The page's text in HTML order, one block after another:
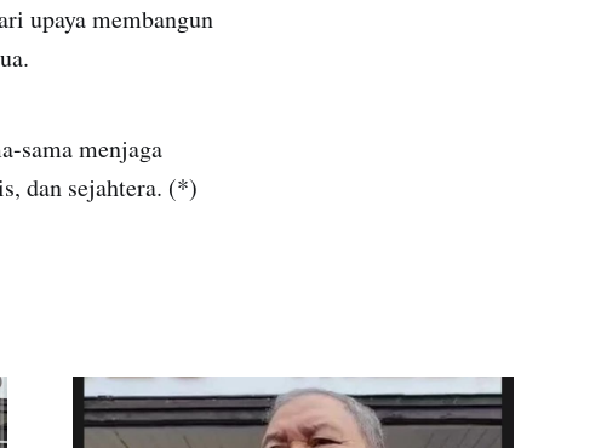
upaya membangun
sama menjaga
dan sejahtera. (*)